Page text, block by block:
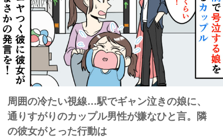
周囲の冷たい視線…駅でギャン泣きの娘に、
通りすがりのカップル男性が嫌なひと言。隣
の彼女がとった行動は